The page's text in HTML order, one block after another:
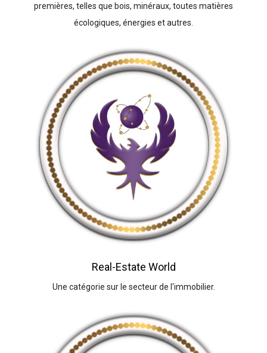
premières, telles que bois, minéraux, toutes matières
écologiques, énergies et autres.
Real-Estate World
Une catégorie sur le secteur de l'immobilier.